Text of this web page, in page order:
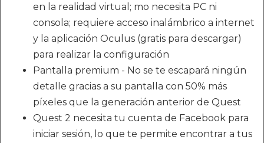
en la realidad virtual; mo necesita PC ni
consola; requiere acceso inalámbrico a internet
y la aplicación Oculus (gratis para descargar)
para realizar la configuración
Pantalla premium - No se te escapará ningún
detalle gracias a su pantalla con 50% más
píxeles que la generación anterior de Quest
Quest 2 necesita tu cuenta de Facebook para
iniciar sesión, lo que te permite encontrar a tus